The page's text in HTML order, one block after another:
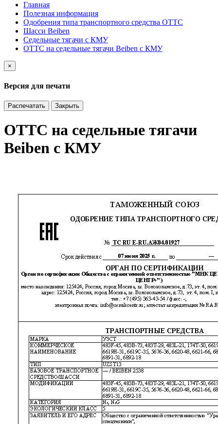
Главная
Полезная информация
Одобрения типа транспортного средства ОТТС
Шасси Beiben
Седельные тягачи с КМУ
ОТТС на седельные тягачи Beiben с КМУ
×
Версия для печати
Распечатать Закрыть
ОТТС на седельные тягачи
Beiben с КМУ